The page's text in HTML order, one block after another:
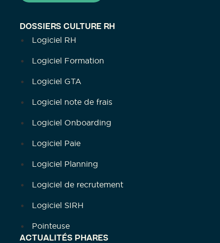
DOSSIERS CULTURE RH
Logiciel RH
Logiciel Formation
Logiciel GTA
Logiciel note de frais
Logiciel Onboarding
Logiciel Paie
Logiciel Planning
Logiciel de recrutement
Logiciel SIRH
Pointeuse
ACTUALITÉS PHARES